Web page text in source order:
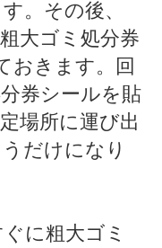
。その後、
大ゴミ処分券
おきます。回
券シールを貼
場所に運び出
だけになり
に粗大ゴミ